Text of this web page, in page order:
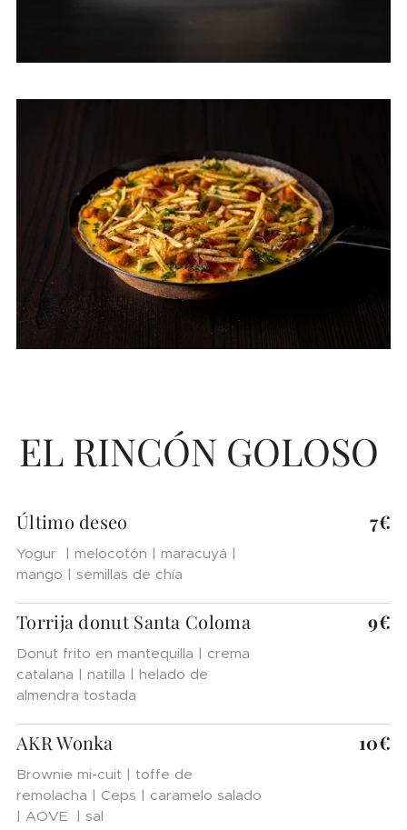
EL RINCÓN GOLOSO
Último deseo
Yogur | melocotón | maracuyá |
mango | semillas de chía
7€
Torrija donut Santa Coloma
Donut frito en mantequilla | crema
catalana | natilla | helado de
almendra tostada
9€
AKR Wonka
Brownie mi-cuit | toffe de
remolacha | Ceps | caramelo salado
| AOVE | sal
10€